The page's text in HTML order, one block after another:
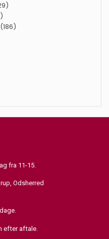
(186)
fra 11-15.
Odsherred
efter aftale.